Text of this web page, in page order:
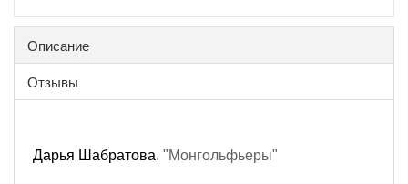
Описание
Отзывы
Дарья Шабратова. "Монгольфьеры"